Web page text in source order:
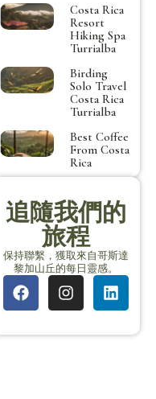
Costa Rica
Resort
Hiking Spa
Turrialba
Birding
Solo Travel
Costa Rica
Turrialba
Best Coffee
From Costa
Rica
追隨我們的
旅程
保持聯繫，獲取來自哥斯達
黎加山丘的每日靈感。